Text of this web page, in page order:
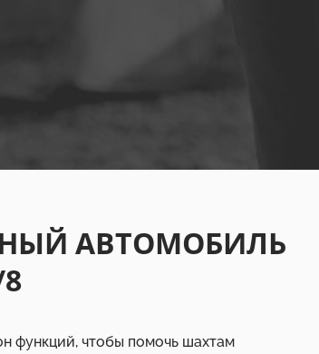
АВТОМОБИЛЬ
функций, чтобы помочь шахтам